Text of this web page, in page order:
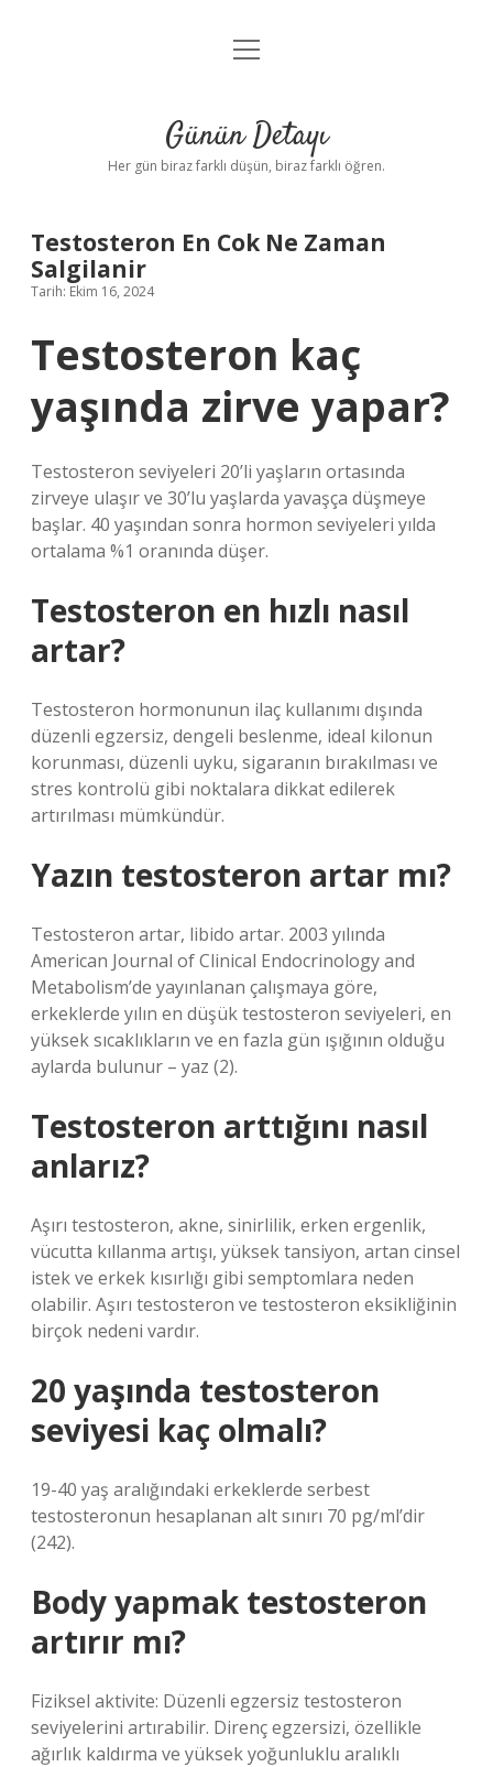
Anasayfa
Yasal Uyarı
menüyü
Günün Detayı
Her gün biraz farklı düşün, biraz farklı öğren.
Testosteron En Cok Ne Zaman
Salgilanir
Tarih: Ekim 16, 2024
Testosteron kaç
yaşında zirve yapar?
Testosteron seviyeleri 20’li yaşların ortasında
zirveye ulaşır ve 30’lu yaşlarda yavaşça düşmeye
başlar. 40 yaşından sonra hormon seviyeleri yılda
ortalama %1 oranında düşer.
Testosteron en hızlı nasıl
artar?
Testosteron hormonunun ilaç kullanımı dışında
düzenli egzersiz, dengeli beslenme, ideal kilonun
korunması, düzenli uyku, sigaranın bırakılması ve
stres kontrolü gibi noktalara dikkat edilerek
artırılması mümkündür.
Yazın testosteron artar mı?
Testosteron artar, libido artar. 2003 yılında
American Journal of Clinical Endocrinology and
Metabolism’de yayınlanan çalışmaya göre,
erkeklerde yılın en düşük testosteron seviyeleri, en
yüksek sıcaklıkların ve en fazla gün ışığının olduğu
aylarda bulunur – yaz (2).
Testosteron arttığını nasıl
anlarız?
Aşırı testosteron, akne, sinirlilik, erken ergenlik,
vücutta kıllanma artışı, yüksek tansiyon, artan cinsel
istek ve erkek kısırlığı gibi semptomlara neden
olabilir. Aşırı testosteron ve testosteron eksikliğinin
birçok nedeni vardır.
20 yaşında testosteron
seviyesi kaç olmalı?
19-40 yaş aralığındaki erkeklerde serbest
testosteronun hesaplanan alt sınırı 70 pg/ml’dir
(242).
Body yapmak testosteron
artırır mı?
Fiziksel aktivite: Düzenli egzersiz testosteron
seviyelerini artırabilir. Direnç egzersizi, özellikle
ağırlık kaldırma ve yüksek yoğunluklu aralıklı